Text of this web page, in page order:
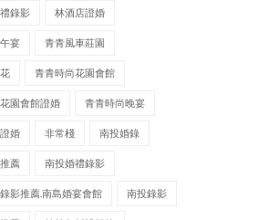
錄影 林酒店證婚
宴 青青風車莊園
青青時尚花園會館
園會館證婚 青青時尚晚宴
婚 非常棧 南投婚錄
薦 南投婚禮錄影
影推薦.南島婚宴會館 南投錄影